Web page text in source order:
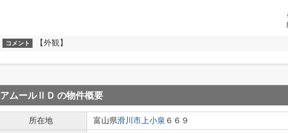
コメント 【外観】
アムールⅡＤ の物件概要
所在地 富山県滑川市上小泉 ６６９